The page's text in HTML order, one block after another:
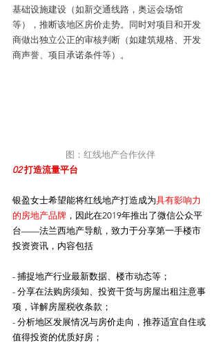
基础设施建设（如新交通线路，奥运会场馆
等），推断该地区房价走势。同时对项目和开发
商做出独立公正的审核判断（如建筑规格、开发
商声誉、项目承诺条件等）。
图：红线地产合作伙伴
02 打造流量平台
银盈女士希望能将红线地产打造成为具有影响力
的房地产品牌 ，因此在2019年推出了微信公众平
台——法兰西地产导航，致力于分享第一手楼市
投资资讯，内容包括
- 捕捉地产行业最新数据、楼市动态等；
- 分享在法购房须知、投资干货与房屋出租注意事
项，详解房屋税收条款；
- 分析地区发展情况与房价走向，推荐适宜自住或
值得投资的优质好房；